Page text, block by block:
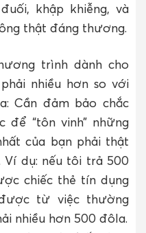
khập khiễng, và
thật đáng thương.
trình dành cho
nhiều hơn so với
Cần đảm bảo chắc
để “tôn vinh” những
của bạn phải thật
dụ: nếu tôi trả 500
chiếc thẻ tín dụng
từ việc thường
nhiều hơn 500 đôla.